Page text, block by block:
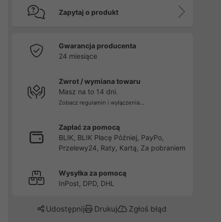
Zapytaj o produkt
Gwarancja producenta
24 miesiące
Zwrot / wymiana towaru
Masz na to 14 dni.
Zobacz regulamin i wyłączenia...
Zapłać za pomocą
BLIK, BLIK Płacę Później, PayPo,
Przelewy24, Raty, Kartą, Za pobraniem
Wysyłka za pomocą
InPost, DPD, DHL
Udostępnij Drukuj Zgłoś błąd